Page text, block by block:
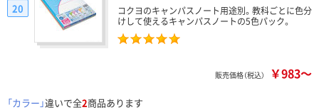
コクヨのキャンパスノート用途別。教科ごとに色分
けして使えるキャンパスノートの5色パック。
20
販売価格（税込） ￥983～
「カラー」違いで全2商品あります